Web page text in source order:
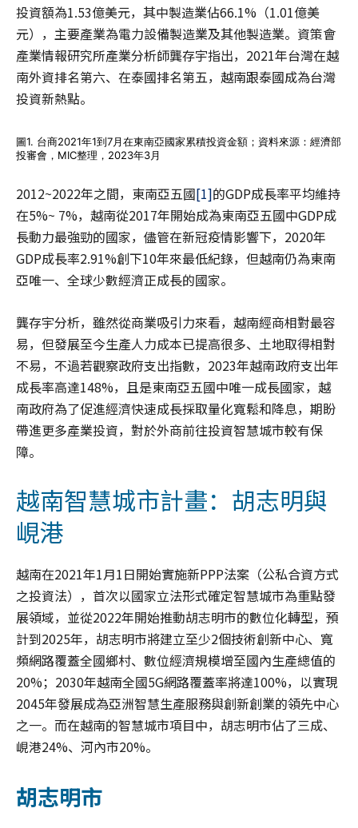
投資額為1.53億美元，其中製造業佔66.1%（1.01億美
元），主要產業為電力設備製造業及其他製造業。資策會
產業情報研究所產業分析師龔存宇指出，2021年台灣在越
南外資排名第六、在泰國排名第五，越南跟泰國成為台灣
投資新熱點。
圖1. 台商2021年1到7月在東南亞國家累積投資金額；資料來源：經濟部
投審會，MIC整理，2023年3月
2012~2022年之間，東南亞五國[1]的GDP成長率平均維持
在5%~ 7%，越南從2017年開始成為東南亞五國中GDP成
長動力最強勁的國家，儘管在新冠疫情影響下，2020年
GDP成長率2.91%創下10年來最低紀錄，但越南仍為東南
亞唯一、全球少數經濟正成長的國家。
龔存宇分析，雖然從商業吸引力來看，越南經商相對最容
易，但發展至今生產人力成本已提高很多、土地取得相對
不易，不過若觀察政府支出指數，2023年越南政府支出年
成長率高達148%，且是東南亞五國中唯一成長國家，越
南政府為了促進經濟快速成長採取量化寬鬆和降息，期盼
帶進更多產業投資，對於外商前往投資智慧城市較有保
障。
越南智慧城市計畫：胡志明與
峴港
越南在2021年1月1日開始實施新PPP法案（公私合資方式
之投資法），首次以國家立法形式確定智慧城市為重點發
展領域，並從2022年開始推動胡志明市的數位化轉型，預
計到2025年，胡志明市將建立至少2個技術創新中心、寬
頻網路覆蓋全國鄉村、數位經濟規模增至國內生產總值的
20%；2030年越南全國5G網路覆蓋率將達100%，以實現
2045年發展成為亞洲智慧生產服務與創新創業的領先中心
之一。而在越南的智慧城市項目中，胡志明市佔了三成、
峴港24%、河內市20%。
胡志明市